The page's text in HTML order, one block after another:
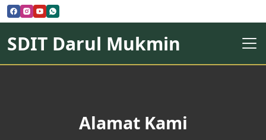
SDIT Darul Mukmin
Alamat Kami